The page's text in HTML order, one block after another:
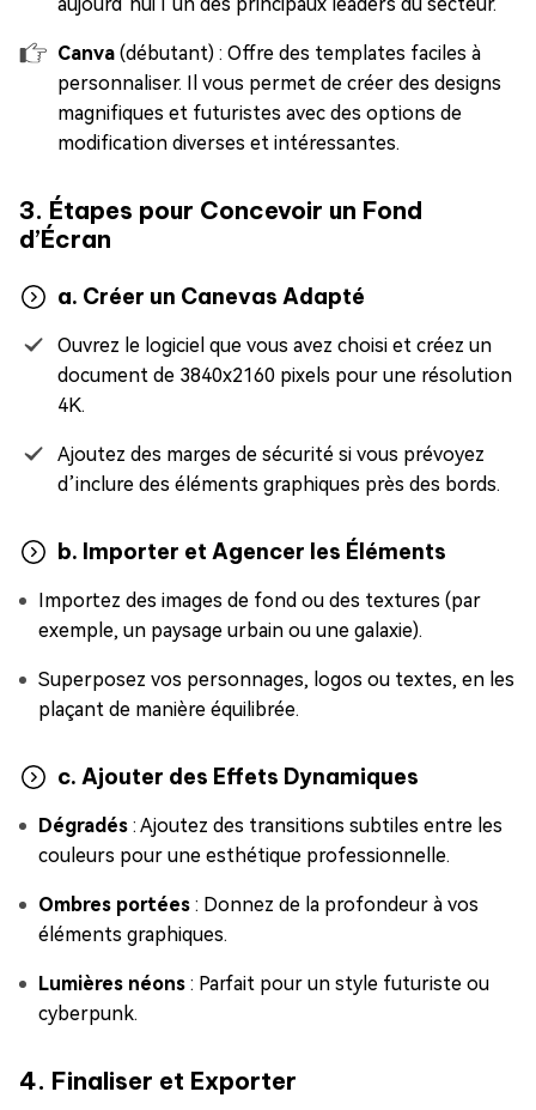
Canva (débutant) : Offre des templates faciles à
personnaliser. Il vous permet de créer des designs
magnifiques et futuristes avec des options de
modification diverses et intéressantes.
3. Étapes pour Concevoir un Fond
d’Écran
a. Créer un Canevas Adapté
Ouvrez le logiciel que vous avez choisi et créez un
document de 3840x2160 pixels pour une résolution
4K.
Ajoutez des marges de sécurité si vous prévoyez
d’inclure des éléments graphiques près des bords.
b. Importer et Agencer les Éléments
Importez des images de fond ou des textures (par
exemple, un paysage urbain ou une galaxie).
Superposez vos personnages, logos ou textes, en les
plaçant de manière équilibrée.
c. Ajouter des Effets Dynamiques
Dégradés : Ajoutez des transitions subtiles entre les
couleurs pour une esthétique professionnelle.
Ombres portées : Donnez de la profondeur à vos
éléments graphiques.
Lumières néons : Parfait pour un style futuriste ou
cyberpunk.
4. Finaliser et Exporter